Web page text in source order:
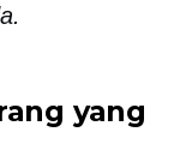
yang